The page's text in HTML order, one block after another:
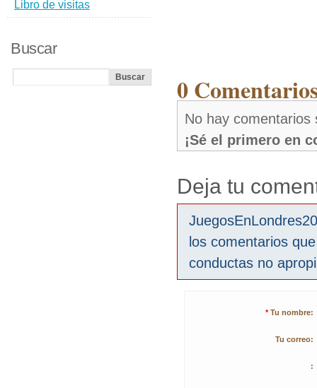
0
No hay
¡Sé el primero en
Deja tu
los comentarios
conductas no
* Tu nombre:
Tu correo:
:
Libro de visitas
Buscar